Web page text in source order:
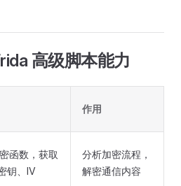
高级脚本能力
作用
函数，获取
钥、IV
分析加密流程，
解密通信内容